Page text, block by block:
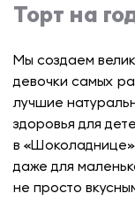
Торт на
Мы создаем
девочки самых
лучшие
здоровья для
в
даже для
не просто